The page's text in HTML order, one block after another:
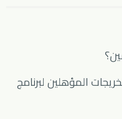
المؤهلين لبرنامج